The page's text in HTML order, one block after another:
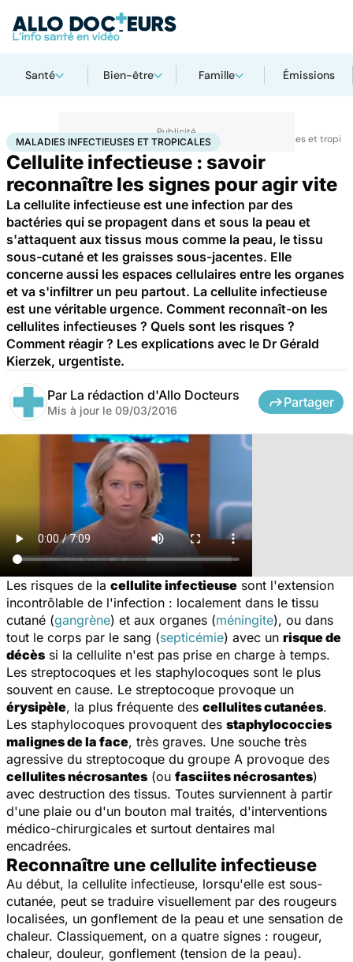
Santé Bien-être Famille Émissions
AccueilSantéMaladiesMaladies infectieusesMaladies infectieuses et
MALADIES INFECTIEUSES ET TROPICALES
Cellulite infectieuse : savoir
reconnaître les signes pour agir vite
La cellulite infectieuse est une infection par des
bactéries qui se propagent dans et sous la peau et
s'attaquent aux tissus mous comme la peau, le tissu
sous-cutané et les graisses sous-jacentes. Elle
concerne aussi les espaces cellulaires entre les organes
et va s'infiltrer un peu partout. La cellulite infectieuse
est une véritable urgence. Comment reconnaît-on les
cellulites infectieuses ? Quels sont les risques ?
Comment réagir ? Les explications avec le Dr Gérald
Kierzek, urgentiste.
Par La rédaction d'Allo Docteurs
Mis à jour le 09/03/2016
Partager
Les risques de la cellulite infectieuse sont l'extension
incontrôlable de l'infection : localement dans le tissu
cutané (gangrène) et aux organes (méningite), ou dans
tout le corps par le sang (septicémie) avec un risque de
décès si la cellulite n'est pas prise en charge à temps.
Les streptocoques et les staphylocoques sont le plus
souvent en cause. Le streptocoque provoque un
érysipèle, la plus fréquente des cellulites cutanées.
Les staphylocoques provoquent des staphylococcies
malignes de la face, très graves. Une souche très
agressive du streptocoque du groupe A provoque des
cellulites nécrosantes (ou fasciites nécrosantes)
avec destruction des tissus. Toutes surviennent à partir
d'une plaie ou d'un bouton mal traités, d'interventions
médico-chirurgicales et surtout dentaires mal
encadrées.
Reconnaître une cellulite infectieuse
Au début, la cellulite infectieuse, lorsqu'elle est sous-
cutanée, peut se traduire visuellement par des rougeurs
localisées, un gonflement de la peau et une sensation de
chaleur. Classiquement, on a quatre signes : rougeur,
chaleur, douleur, gonflement (tension de la peau).